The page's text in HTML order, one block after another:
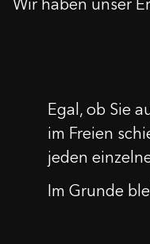
Wir haben unser
Egal, ob Sie
im Freien
jeden
Im Grunde